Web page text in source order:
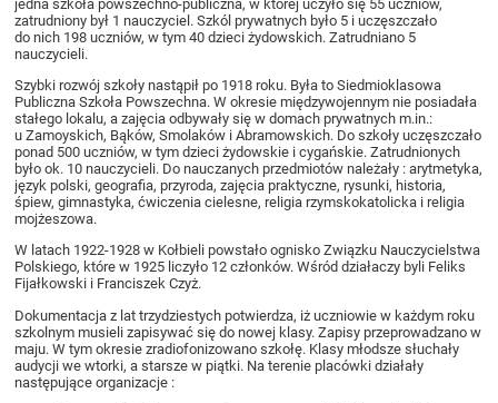
jedna szkoła powszechno-publiczna, w której uczyło się 55 uczniów,
zatrudniony był 1 nauczyciel. Szkól prywatnych było 5 i uczęszczało
do nich 198 uczniów, w tym 40 dzieci żydowskich. Zatrudniano 5
nauczycieli.
Szybki rozwój szkoły nastąpił po 1918 roku. Była to Siedmioklasowa
Publiczna Szkoła Powszechna. W okresie międzywojennym nie posiadała
stałego lokalu, a zajęcia odbywały się w domach prywatnych m.in.:
u Zamoyskich, Bąków, Smolaków i Abramowskich. Do szkoły uczęszczało
ponad 500 uczniów, w tym dzieci żydowskie i cygańskie. Zatrudnionych
było ok. 10 nauczycieli. Do nauczanych przedmiotów należały : arytmetyka,
język polski, geografia, przyroda, zajęcia praktyczne, rysunki, historia,
śpiew, gimnastyka, ćwiczenia cielesne, religia rzymskokatolicka i religia
mojżeszowa.
W latach 1922-1928 w Kołbieli powstało ognisko Związku Nauczycielstwa
Polskiego, które w 1925 liczyło 12 członków. Wśród działaczy byli Feliks
Fijałkowski i Franciszek Czyż.
Dokumentacja z lat trzydziestych potwierdza, iż uczniowie w każdym roku
szkolnym musieli zapisywać się do nowej klasy. Zapisy przeprowadzano w
maju. W tym okresie zradiofonizowano szkołę. Klasy młodsze słuchały
audycji we wtorki, a starsze w piątki. Na terenie placówki działały
następujące organizacje :